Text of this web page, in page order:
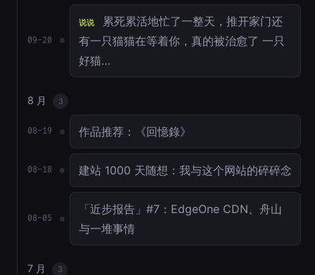
09-20
说说
累死累活地忙了一整天，推开家门还
有一只猫猫在等着你，真的被治愈了 一只
好猫…
8 月 3
08-19 作品推荐：《回憶錄》
08-18 建站 1000 天随想：我与这个网站的碎碎念
08-05
「近步报告」#7：EdgeOne CDN、舟山
与一堆事情
7 月 3